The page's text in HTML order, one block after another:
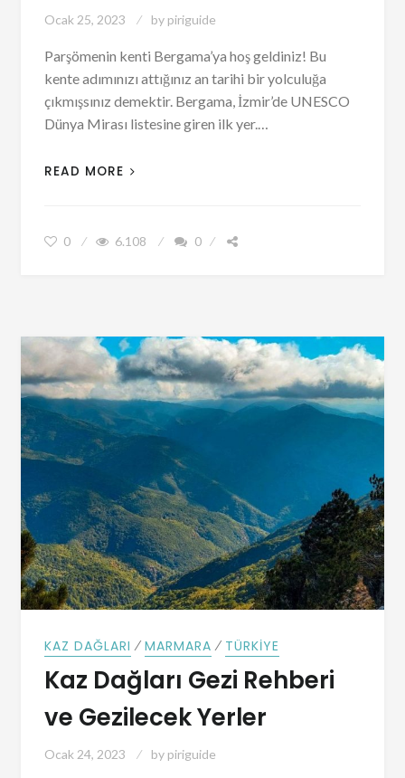
Ocak 25, 2023 by piriguide
Parşömenin kenti Bergama’ya hoş geldiniz! Bu
kente adımınızı attığınız an tarihi bir yolculuğa
çıkmışsınız demektir. Bergama, İzmir’de UNESCO
Dünya Mirası listesine giren ilk yer.…
READ MORE
0 6.108 0
KAZ DAĞLARI ⁄ MARMARA ⁄ TÜRKIYE
Kaz Dağları Gezi Rehberi
ve Gezilecek Yerler
Ocak 24, 2023 by piriguide